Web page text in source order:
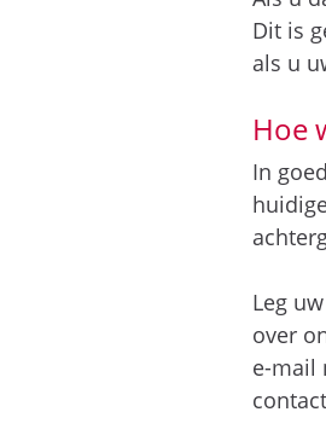
Dit is
als u
Hoe
In
Leg
over
e-mail